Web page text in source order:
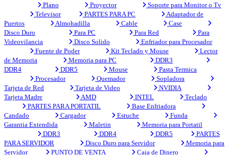
Plano
Proyector
Soporte para Monitor o Tv
Televisor
PARTES PARA PC
Adaptador de
Puertos
Almohadilla Cable
Case
Disco Duro
Para PC Para Red
Para
Videovilancia
Disco Solido
Enfriador para Procesador
Fuente de Poder
Kit Teclado y Mouse
Lector
de Memoria
Memoria para PC
DDR3
DDR4
DDR5 Mouse
Pasta Termica
Procesador
Quemador
Sopladora
Tarjeta de Red
Tarjeta de Video
NVIDIA
Tarjeta Madre
AMD INTEL
Teclado
PARTES PARA PORTATIL
Base Enfriadora
Candado
Cargador Estuche
Funda
Garantia Extendida
Maletin
Memoria para Portatil
DDR3
DDR4 DDR5
PARTES
PARA SERVIDOR
Disco Duro para Servidor
Memoria para
Servidor
PUNTO DE VENTA Caja de Dinero